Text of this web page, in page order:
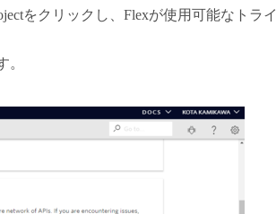
をクリックし、Flexが使用可能なトライ
。